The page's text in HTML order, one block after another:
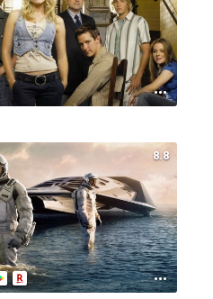
8.8